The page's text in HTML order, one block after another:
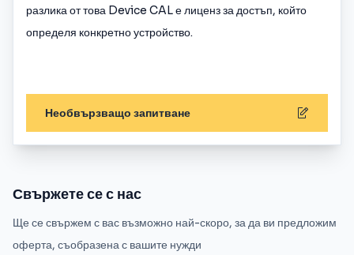
разлика от това Device CAL е лиценз за достъп, който
определя конкретно устройство.
Необвързващо запитване
Свържете се с нас
Ще се свържем с вас възможно най-скоро, за да ви предложим
оферта, съобразена с вашите нужди